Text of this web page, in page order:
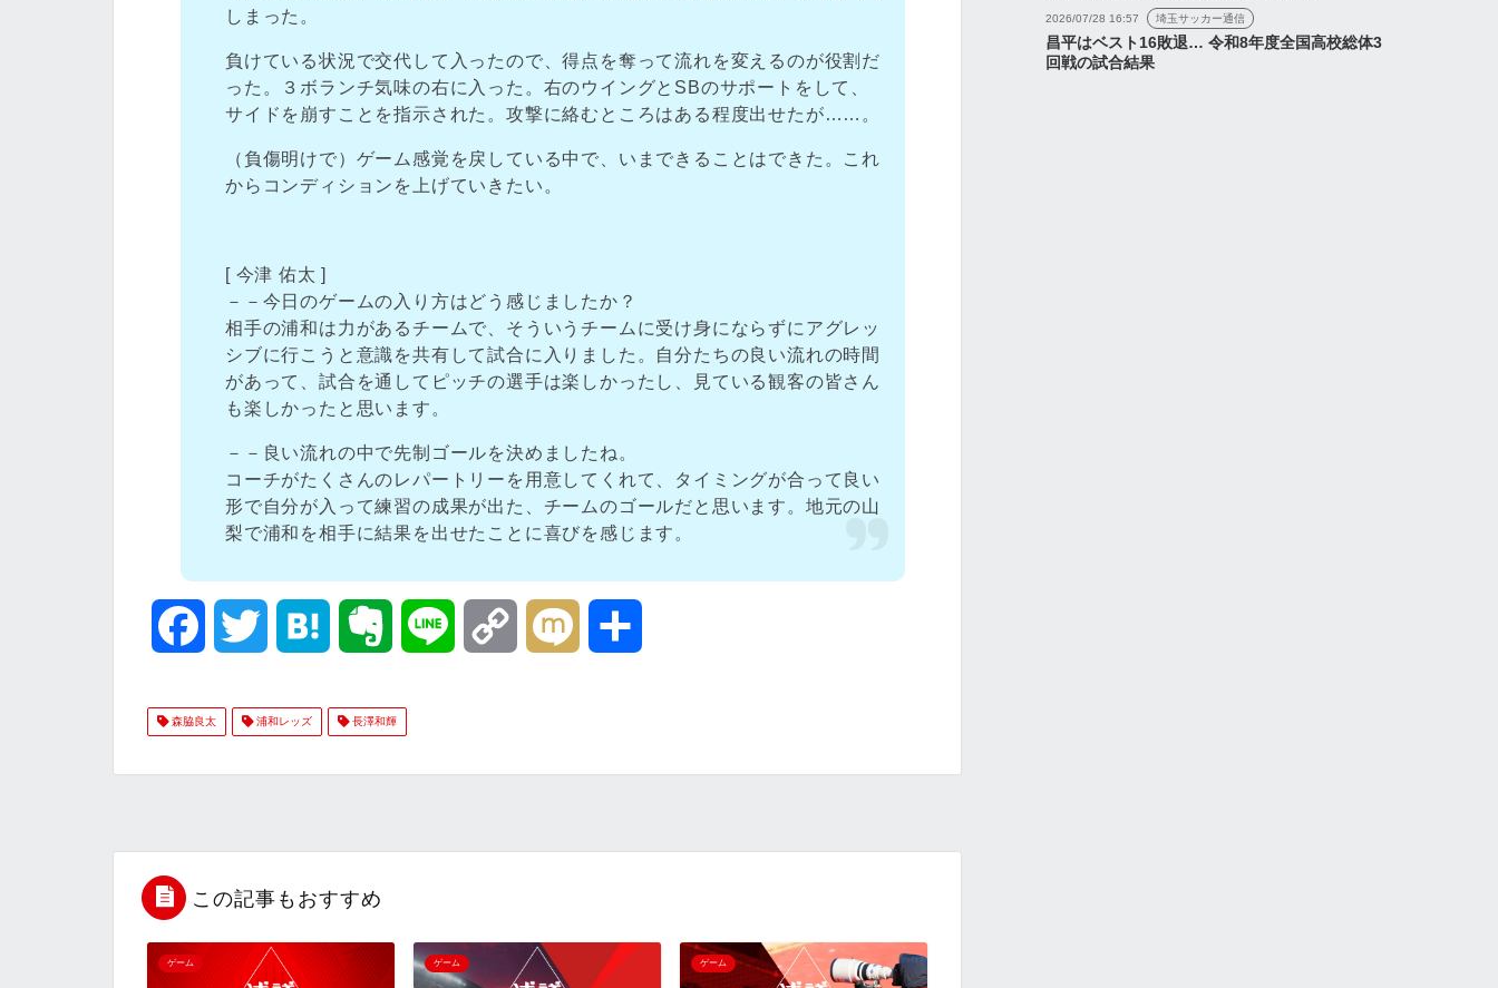
しまった。
負けている状況で交代して入ったので、得点を奪って流れを変えるのが役割だ
った。３ボランチ気味の右に入った。右のウイングとSBのサポートをして、
サイドを崩すことを指示された。攻撃に絡むところはある程度出せたが……。
（負傷明けで）ゲーム感覚を戻している中で、いまできることはできた。これ
からコンディションを上げていきたい。
[ 今津 佑太 ]
－－今日のゲームの入り方はどう感じましたか？
相手の浦和は力があるチームで、そういうチームに受け身にならずにアグレッ
シブに行こうと意識を共有して試合に入りました。自分たちの良い流れの時間
があって、試合を通してピッチの選手は楽しかったし、見ている観客の皆さん
も楽しかったと思います。
－－良い流れの中で先制ゴールを決めましたね。
コーチがたくさんのレパートリーを用意してくれて、タイミングが合って良い
形で自分が入って練習の成果が出た、チームのゴールだと思います。地元の山
梨で浦和を相手に結果を出せたことに喜びを感じます。
c
o
o
i
e
r
t
a
e
t n
森脇良太 浦和レッズ 長澤和輝
この記事もおすすめ
ゲーム ゲーム ゲーム
2026/07/28 16:57 埼玉サッカー通信
昌平はベスト16敗退… 令和8年度全国高校総体3
回戦の試合結果